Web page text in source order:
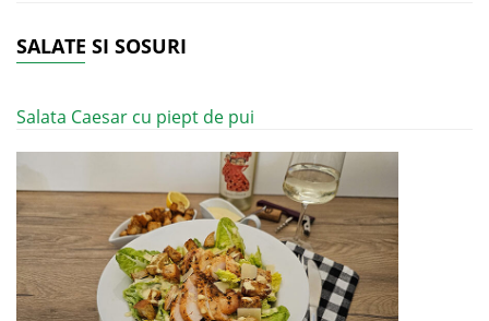
SALATE SI SOSURI
Salata Caesar cu piept de pui